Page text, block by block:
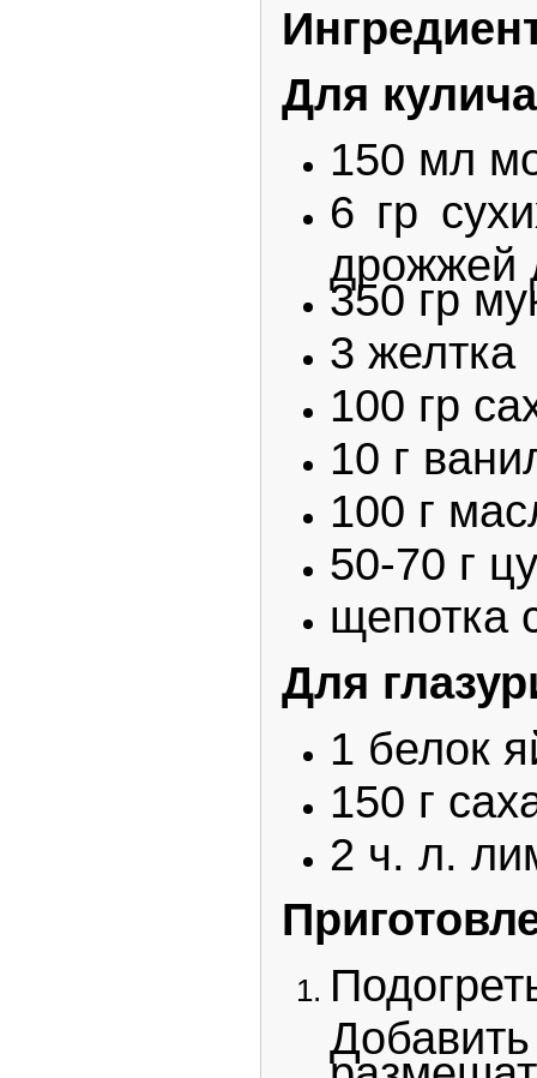
Для
150 мл
6 гр
дрожжей
350 гр
3 желтка
100 гр
10 г
100 г
50-70 г
щепотка
Для
1 белок
150 г
2 ч. л.